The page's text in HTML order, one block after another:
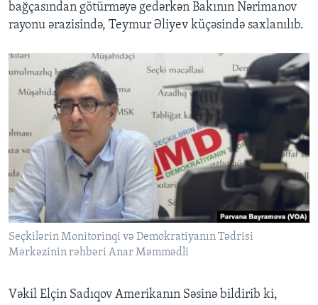
bağçasından götürməyə gedərkən Bakının Nərimanov
rayonu ərazisində, Teymur Əliyev küçəsində saxlanılıb.
Seçkilərin Monitorinqi və Demokratiyanın Tədrisi
Mərkəzinin rəhbəri Anar Məmmədli
Vəkil Elçin Sadıqov Amerikanın Səsinə bildirib ki,